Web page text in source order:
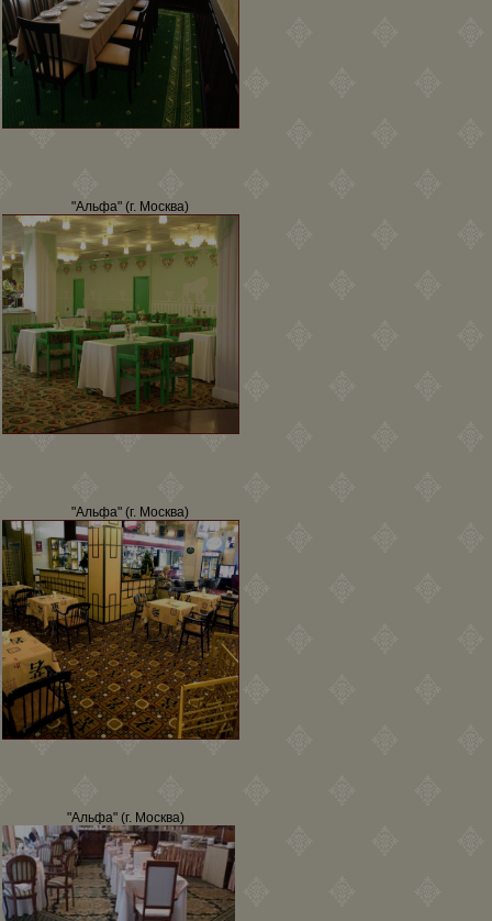
"Альфа" (г. Москва)
"Альфа" (г. Москва)
"Альфа" (г. Москва)